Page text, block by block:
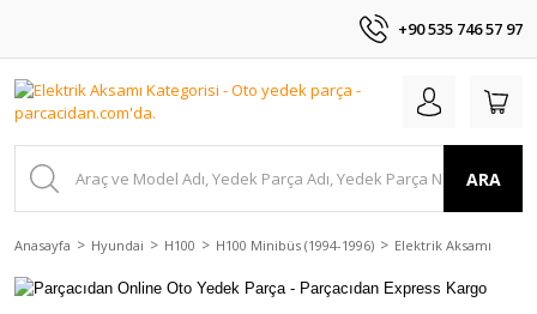
+90 535 746 57 97
ARA
Anasayfa Hyundai H100 H100 Minibüs (1994-1996) Elektrik Aksamı